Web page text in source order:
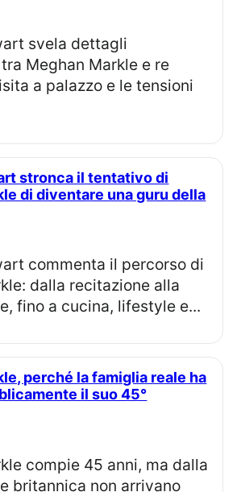
Meghan Markle e re
a palazzo e le tensioni
di diventare una guru della
dalla recitazione alla
fino a cucina, lifestyle e...
il suo 45°
britannica non arrivano